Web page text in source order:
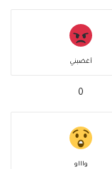
أغضبني
0
واااو